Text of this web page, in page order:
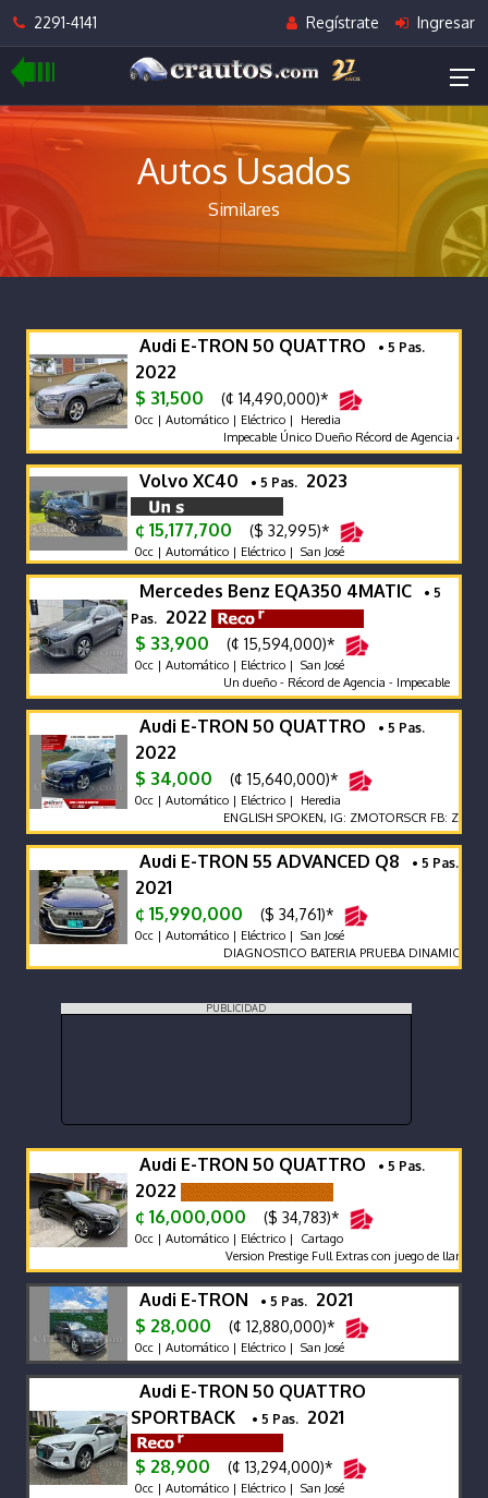
2291-4141 Regístrate Ingresar
Autos Usados
Similares
Audi E-TRON 50 QUATTRO • 5 Pas.
2022
$ 31,500
(¢ 14,490,000)*
0cc | Automático | Eléctrico | Heredia
Impecable Único Dueño Récord de Agencia 4x4
Volvo XC40 • 5 Pas. 2023
¢ 15,177,700 ($ 32,995)*
0cc | Automático | Eléctrico | San José
Mercedes Benz EQA350 4MATIC
• 5
Pas. 2022
$ 33,900
(¢ 15,594,000)*
0cc | Automático | Eléctrico | San José
Un dueño - Récord de Agencia - Impecable
Audi E-TRON 50 QUATTRO • 5 Pas.
2022
$ 34,000
(¢ 15,640,000)*
0cc | Automático | Eléctrico | Heredia
ENGLISH SPOKEN, IG: ZMOTORSCR FB: Z
Audi E-TRON 55 ADVANCED Q8 • 5 Pas.
2021
¢ 15,990,000
($ 34,761)*
0cc | Automático | Eléctrico | San José
DIAGNOSTICO BATERIA PRUEBA DINAMICA
PUBLICIDAD
Audi E-TRON 50 QUATTRO • 5 Pas.
2022
¢ 16,000,000
($ 34,783)*
0cc | Automático | Eléctrico | Cartago
Version Prestige Full Extras con juego de llantas
Audi E-TRON • 5 Pas. 2021
$ 28,000
(¢ 12,880,000)*
0cc | Automático | Eléctrico | San José
Audi E-TRON 50 QUATTRO
SPORTBACK
• 5 Pas. 2021
$ 28,900 (¢ 13,294,000)*
0cc | Automático | Eléctrico | San José